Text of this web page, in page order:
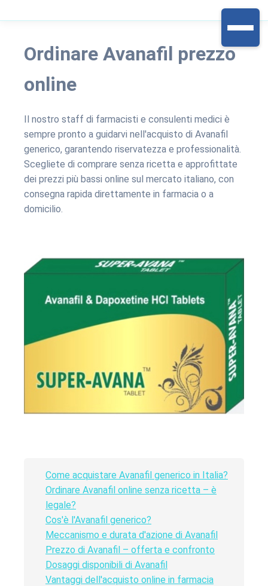
Ordinare Avanafil prezzo
online
Il nostro staff di farmacisti e consulenti medici è
sempre pronto a guidarvi nell'acquisto di Avanafil
generico, garantendo riservatezza e professionalità.
Scegliete di comprare senza ricetta e approfittate
dei prezzi più bassi online sul mercato italiano, con
consegna rapida direttamente in farmacia o a
domicilio.
Come acquistare Avanafil generico in Italia?
Ordinare Avanafil online senza ricetta – è
legale?
Cos'è l'Avanafil generico?
Meccanismo e durata d'azione di Avanafil
Prezzo di Avanafil – offerta e confronto
Dosaggi disponibili di Avanafil
Vantaggi dell'acquisto online in farmacia